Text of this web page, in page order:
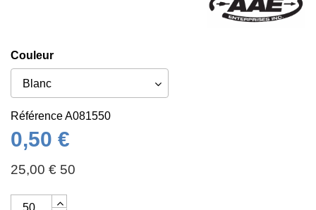
Couleur
RéférenceA081550
0,50 €
25,00 € 50